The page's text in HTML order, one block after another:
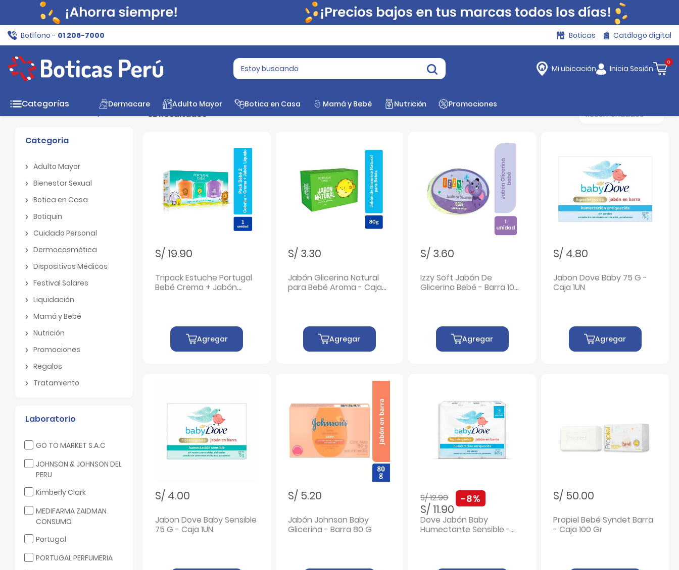
Botifono - 01 206-7000 Boticas Catálogo digital
Mi ubicación Inicia Sesión
0
Categorías Dermacare Adulto Mayor Botica en Casa Mamá y Bebé Nutrición Promociones
Filtros Limpiar filtros
Categoria
Adulto Mayor
Bienestar Sexual
Botica en Casa
Botiquin
Cuidado Personal
Dermocosmética
Dispositivos Médicos
Festival Solares
Liquidación
Mamá y Bebé
Nutrición
Promociones
Regalos
Tratamiento
Laboratorio
GO TO MARKET S.A.C
Filtrar por Laboratorio: GO TO MARKET S.A.C
JOHNSON & JOHNSON DEL
PERU
Filtrar por Laboratorio: JOHNSON & JOHNSON DEL PERU
Kimberly Clark
Filtrar por Laboratorio: Kimberly Clark
MEDIFARMA ZAIDMAN
CONSUMO
Filtrar por Laboratorio: MEDIFARMA ZAIDMAN CONSUMO
Portugal
Filtrar por Laboratorio: Portugal
PORTUGAL PERFUMERIA
Filtrar por Laboratorio: PORTUGAL PERFUMERIA
32 Resultados
S/ 19.90
Tripack Estuche Portugal
Bebé Crema + Jabón
Agregar
S/ 3.30
Jabón Glicerina Natural
para Bebé Aroma - Caja
Agregar
S/ 3.60
Izzy Soft Jabón De
Glicerina Bebé - Barra 100
Agregar
S/ 4.80
Jabon Dove Baby 75 G -
Caja 1UN
Agregar
S/ 4.00
Jabon Dove Baby Sensible
75 G - Caja 1UN
S/ 5.20
Jabón Johnson Baby
Glicerina - Barra 80 G
Precio rebajado de
S/ 12.90
S/ 11.90
-8%
Dove Jabón Baby
Humectante Sensible -
S/ 50.00
Propiel Bebé Syndet Barra
- Caja 100 Gr